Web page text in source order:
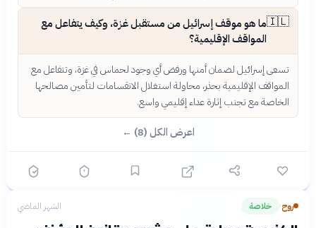
🇮🇱ما هو موقف إسرائيل من مستقبل غزة، وكيف يتفاعل مع
المواقف الإقليمية؟
تسعى إسرائيل لضمان أمنها ورفض أي وجود لحماس في غزة، وتتفاعل مع
المواقف الإقليمية بحذر، محاولة استغلال الانقسامات لتأمين مصالحها
الخاصة مع تجنب إثارة عداء إقليمي واسع.
اعرض الكل (8) ←
روح› خلاصة الشهر الماضي